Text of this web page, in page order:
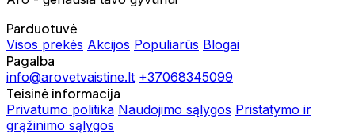
Parduotuvė
Visos prekės Akcijos Populiarūs Blogai
Pagalba
info@arovetvaistine.lt +37068345099
Teisinė informacija
Privatumo politika Naudojimo sąlygos Pristatymo ir
grąžinimo sąlygos